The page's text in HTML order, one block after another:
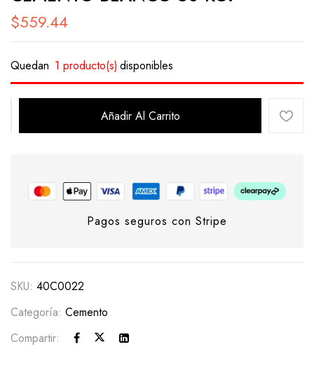
$559.44
Quedan 1 producto(s) disponibles
Añadir Al Carrito
Pagos seguros con Stripe
SKU: 40C0022
Categoría: Cemento
Compartir: